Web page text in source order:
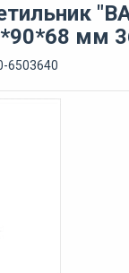
мм
6503640